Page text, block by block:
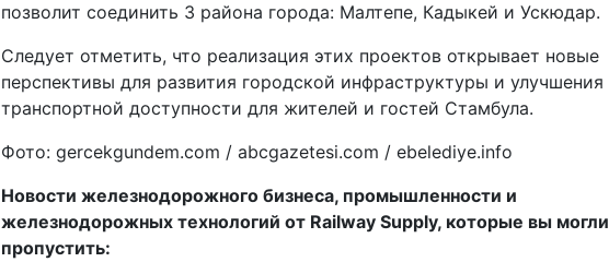
позволит соединить 3 района города: Малтепе, Кадыкей и Ускюдар.
Следует отметить, что реализация этих проектов открывает новые
перспективы для развития городской инфраструктуры и улучшения
транспортной доступности для жителей и гостей Стамбула.
Фото: gercekgundem.com / abcgazetesi.com / ebelediye.info
Новости железнодорожного бизнеса, промышленности и
железнодорожных технологий от Railway Supply, которые вы могли
пропустить: